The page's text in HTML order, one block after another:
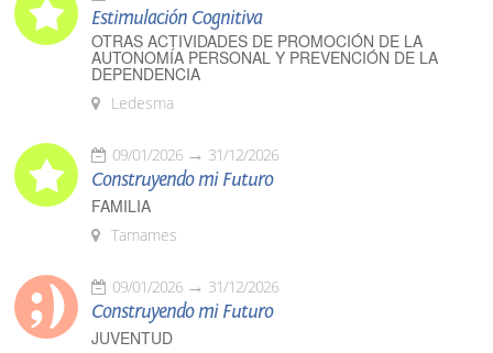
Estimulación Cognitiva
OTRAS ACTIVIDADES DE PROMOCIÓN DE LA
AUTONOMÍA PERSONAL Y PREVENCIÓN DE LA
DEPENDENCIA
Ledesma
09/01/2026 31/12/2026
Construyendo mi Futuro
FAMILIA
Tamames
09/01/2026 31/12/2026
Construyendo mi Futuro
JUVENTUD